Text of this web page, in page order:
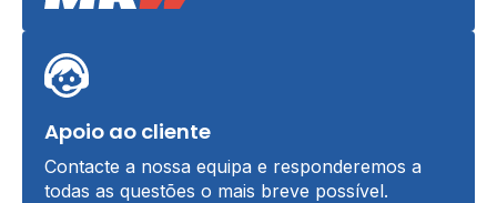
Apoio ao cliente
Contacte a nossa equipa e responderemos a
todas as questões o mais breve possível.